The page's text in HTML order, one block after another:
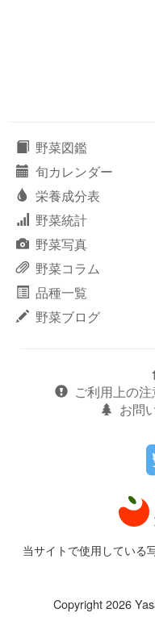
野菜図鑑
旬カレンダー
栄養成分表
野菜統計
野菜写真
野菜コラム
品種一覧
野菜ブログ
ご利用上の
お問
当サイトで使用している
Copyright 2026